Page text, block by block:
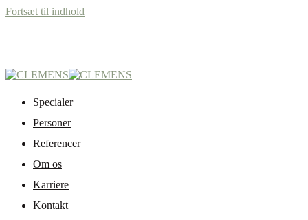
Fortsæt til indhold
Specialer
Personer
Referencer
Om os
Karriere
Kontakt